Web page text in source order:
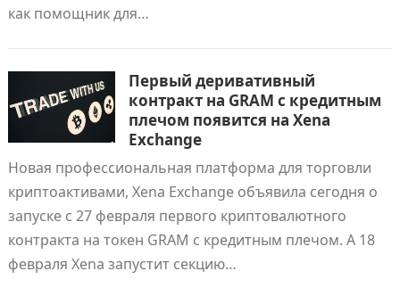
как помощник для…
Первый деривативный
контракт на GRAM с кредитным
плечом появится на Xena
Exchange
Новая профессиональная платформа для торговли
криптоактивами, Xena Exchange объявила сегодня о
запуске с 27 февраля первого криптовалютного
контракта на токен GRAM с кредитным плечом. А 18
февраля Xena запустит секцию…